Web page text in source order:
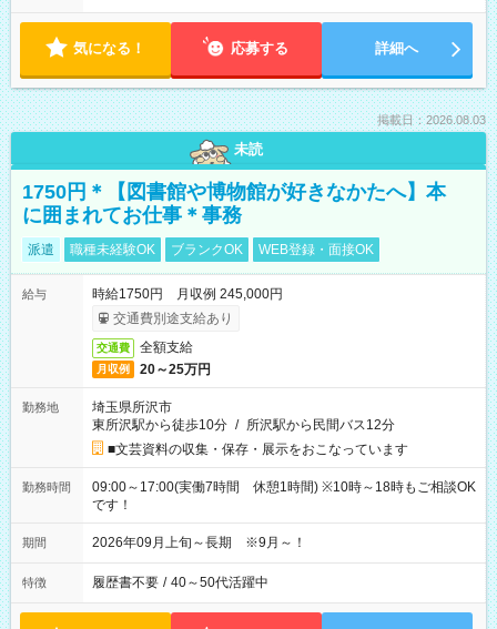
気になる！ 応募する 詳細へ
掲載日：2026.08.03
未読
1750円＊【図書館や博物館が好きなかたへ】本
に囲まれてお仕事＊事務
派遣 職種未経験OK ブランクOK WEB登録・面接OK
給与
時給1750円 月収例 245,000円
交通費別途支給あり
交通費 全額支給
月収例 20～25万円
勤務地
埼玉県所沢市
東所沢駅から徒歩10分 / 所沢駅から民間バス12分
■文芸資料の収集・保存・展示をおこなっています
勤務時間
09:00～17:00(実働7時間 休憩1時間) ※10時～18時もご相談OK
です！
期間 2026年09月上旬～長期 ※9月～！
特徴 履歴書不要 / 40～50代活躍中